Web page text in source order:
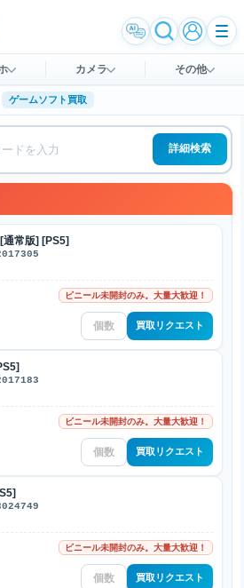
カメラ その他
ゲームソフト買取
詳細検索
常版] [PS5]
ビニール未開封のみ。大量大歓迎！
買取リクエスト
ビニール未開封のみ。大量大歓迎！
買取リクエスト
ビニール未開封のみ。大量大歓迎！
買取リクエスト